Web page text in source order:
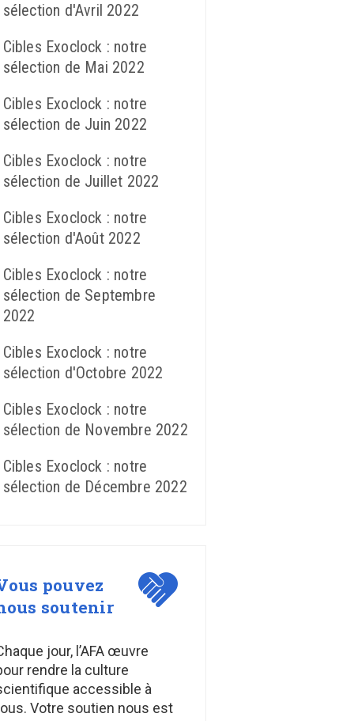
sélection d'Avril 2022
Cibles Exoclock : notre
sélection de Mai 2022
Cibles Exoclock : notre
sélection de Juin 2022
Cibles Exoclock : notre
sélection de Juillet 2022
Cibles Exoclock : notre
sélection d'Août 2022
Cibles Exoclock : notre
sélection de Septembre
2022
Cibles Exoclock : notre
sélection d'Octobre 2022
Cibles Exoclock : notre
sélection de Novembre 2022
Cibles Exoclock : notre
sélection de Décembre 2022
pouvez
soutenir
jour, l’AFA œuvre
rendre la culture
accessible à
Votre soutien nous est